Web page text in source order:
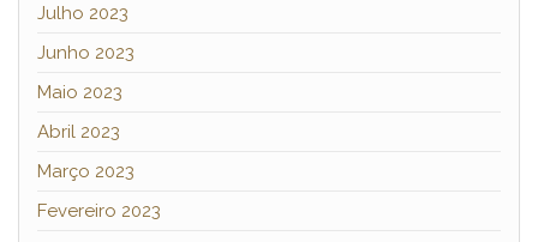
Julho 2023
Junho 2023
Maio 2023
Abril 2023
Março 2023
Fevereiro 2023